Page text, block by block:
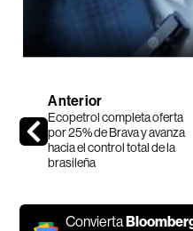
Anterior
Ecopetrol completa oferta
por 25% de Brava y avanza
hacia el control total de la
brasileña
Convierta